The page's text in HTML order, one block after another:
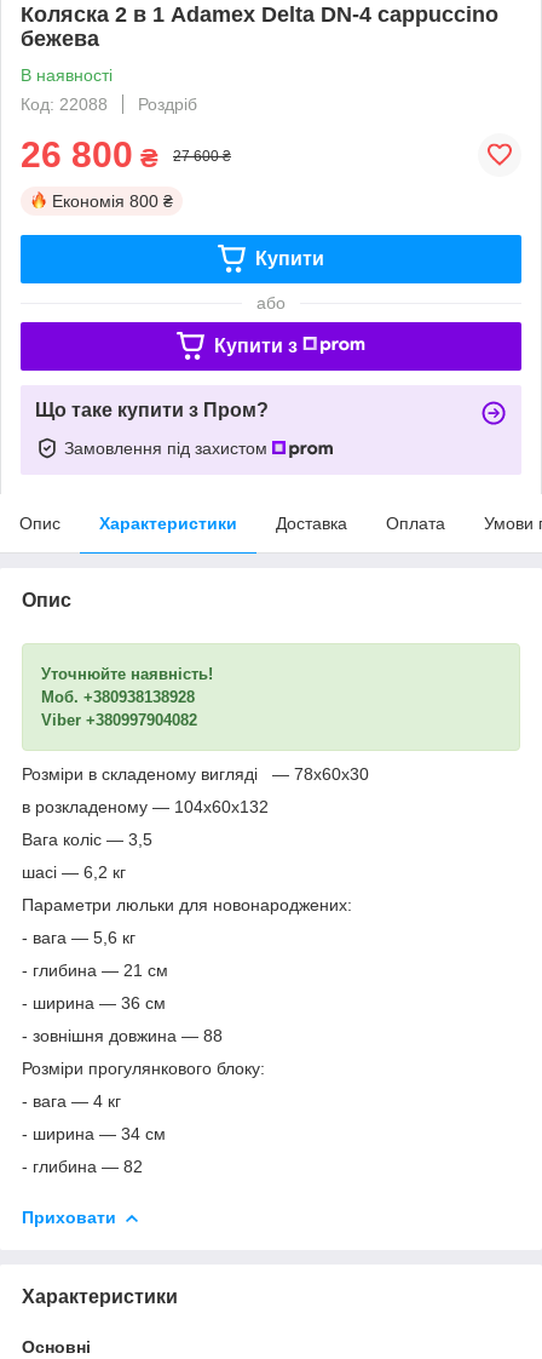
Коляска 2 в 1 Adamex Delta DN-4 cappuccino
бежева
В наявності
Код: 22088
Роздріб
26 800 ₴ 27 600 ₴
Економія 800 ₴
Купити
або
Купити з
Що таке купити з Пром?
Замовлення під захистом
Опис Характеристики Доставка Оплата Умови
Опис
Уточнюйте наявність!
Моб. +380938138928
Viber +380997904082
Розміри в складеному вигляді — 78х60х30
в розкладеному — 104х60х132
Вага коліс — 3,5
шасі — 6,2 кг
Параметри люльки для новонароджених:
- вага — 5,6 кг
- глибина — 21 см
- ширина — 36 см
- зовнішня довжина — 88
Розміри прогулянкового блоку:
- вага — 4 кг
- ширина — 34 см
- глибина — 82
Приховати
Характеристики
Основні